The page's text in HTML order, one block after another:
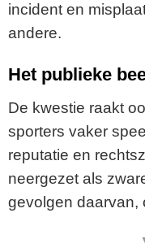
incident en
andere.
Het publieke
De kwestie raakt
sporters vaker
reputatie en
neergezet als
gevolgen daarvan,